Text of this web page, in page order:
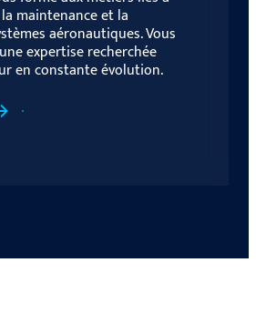
maintenance et la
aéronautiques. Vous
expertise recherchée
en constante évolution.